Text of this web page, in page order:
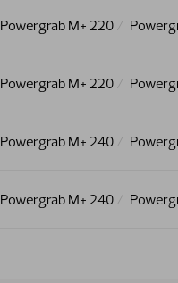
Powergrab M+ 220
Powergrab M+ 220
Powergrab M+ 240
Powergrab M+ 240